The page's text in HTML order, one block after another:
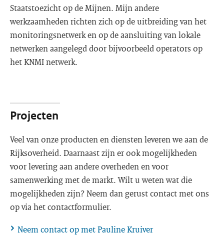
Staatstoezicht op de Mijnen. Mijn andere
werkzaamheden richten zich op de uitbreiding van het
monitoringsnetwerk en op de aansluiting van lokale
netwerken aangelegd door bijvoorbeeld operators op
het KNMI netwerk.
Projecten
Veel van onze producten en diensten leveren we aan de
Rijksoverheid. Daarnaast zijn er ook mogelijkheden
voor levering aan andere overheden en voor
samenwerking met de markt. Wilt u weten wat die
mogelijkheden zijn? Neem dan gerust contact met ons
op via het contactformulier.
Neem contact op met Pauline Kruiver